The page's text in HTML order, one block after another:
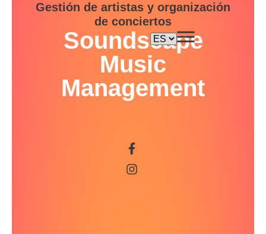
Gestión de artistas y organización
de conciertos
Soundscape
Music
Management